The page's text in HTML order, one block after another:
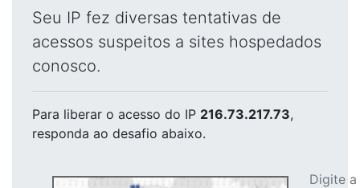
Seu IP fez diversas tentativas de
acessos suspeitos a sites hospedados
conosco.
Para liberar o acesso do IP 216.73.217.73,
responda ao desafio abaixo.
Digite